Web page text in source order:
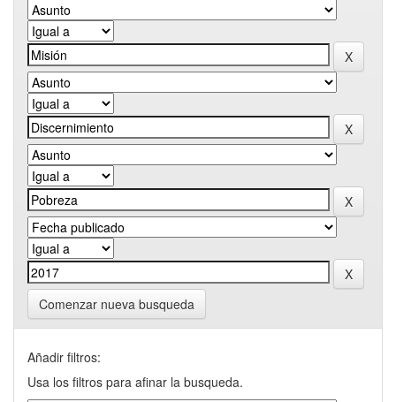
Comenzar nueva busqueda
Añadir filtros:
Usa los filtros para afinar la busqueda.